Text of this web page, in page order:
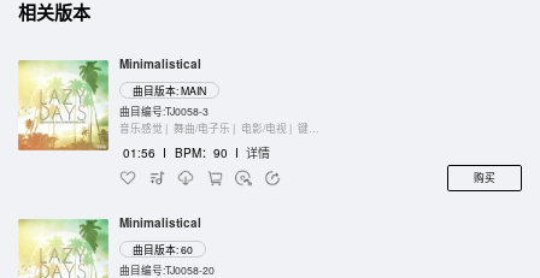
相关版本
Minimalistical
曲目版本: MAIN
曲目编号:TJ0058-3
音乐感觉 | 舞曲/电子乐 | 电影/电视 | 键盘乐器
01:56 I BPM：90 I 详情
购买
Minimalistical
曲目版本: 60
曲目编号:TJ0058-20